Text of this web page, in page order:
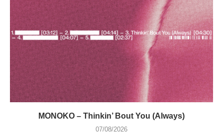
MONOKO – Thinkin’ Bout You (Always)
07/08/2026